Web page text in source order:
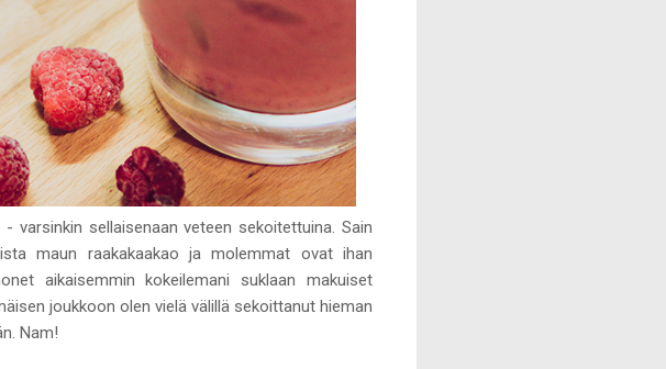
varsinkin sellaisenaan veteen sekoitettuina. Sain
maun raakakaakao ja molemmat ovat ihan
aikaisemmin kokeilemani suklaan makuiset
joukkoon olen vielä välillä sekoittanut hieman
Nam!